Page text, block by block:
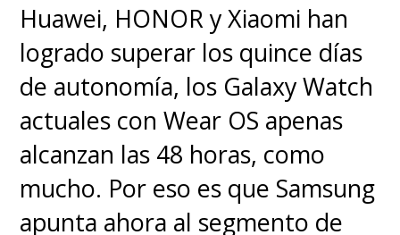
Cronograma legislativo:
¿Cuándo entrará en vigor?
El plan legislativo se tramitará
con celeridad mediante
legislación secundaria vinculada
a laLey de Bienestar
Huawei, HONOR y Xiaomi han
logrado superar los quince días
de autonomía, los Galaxy Watch
actuales con Wear OS apenas
alcanzan las 48 horas, como
mucho. Por eso es que Samsung
apunta ahora al segmento de